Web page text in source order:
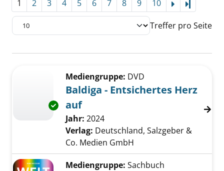
1 2 3 4 5 6 7 8 9 10
Treffer pro Seite
Zu den Suchfiltern springen
Exemplar-Details von Baldiga - Entsichertes
Mediengruppe: DVD
Baldiga - Entsichertes Herz
auf
Suche nach diesem Verfasser
Jahr: 2024
Verlag: Deutschland, Salzgeber &
Co. Medien GmbH
Mediengruppe: Sachbuch